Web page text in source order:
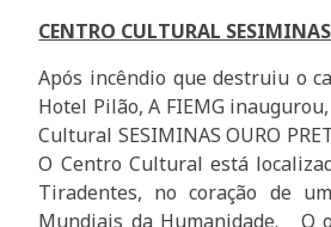
CENTRO CULTURAL
Após incêndio que destruiu o
Hotel Pilão, A FIEMG
Cultural SESIMINAS OURO
O Centro Cultural está
Tiradentes, no coração de
Mundiais da Humanidade. O